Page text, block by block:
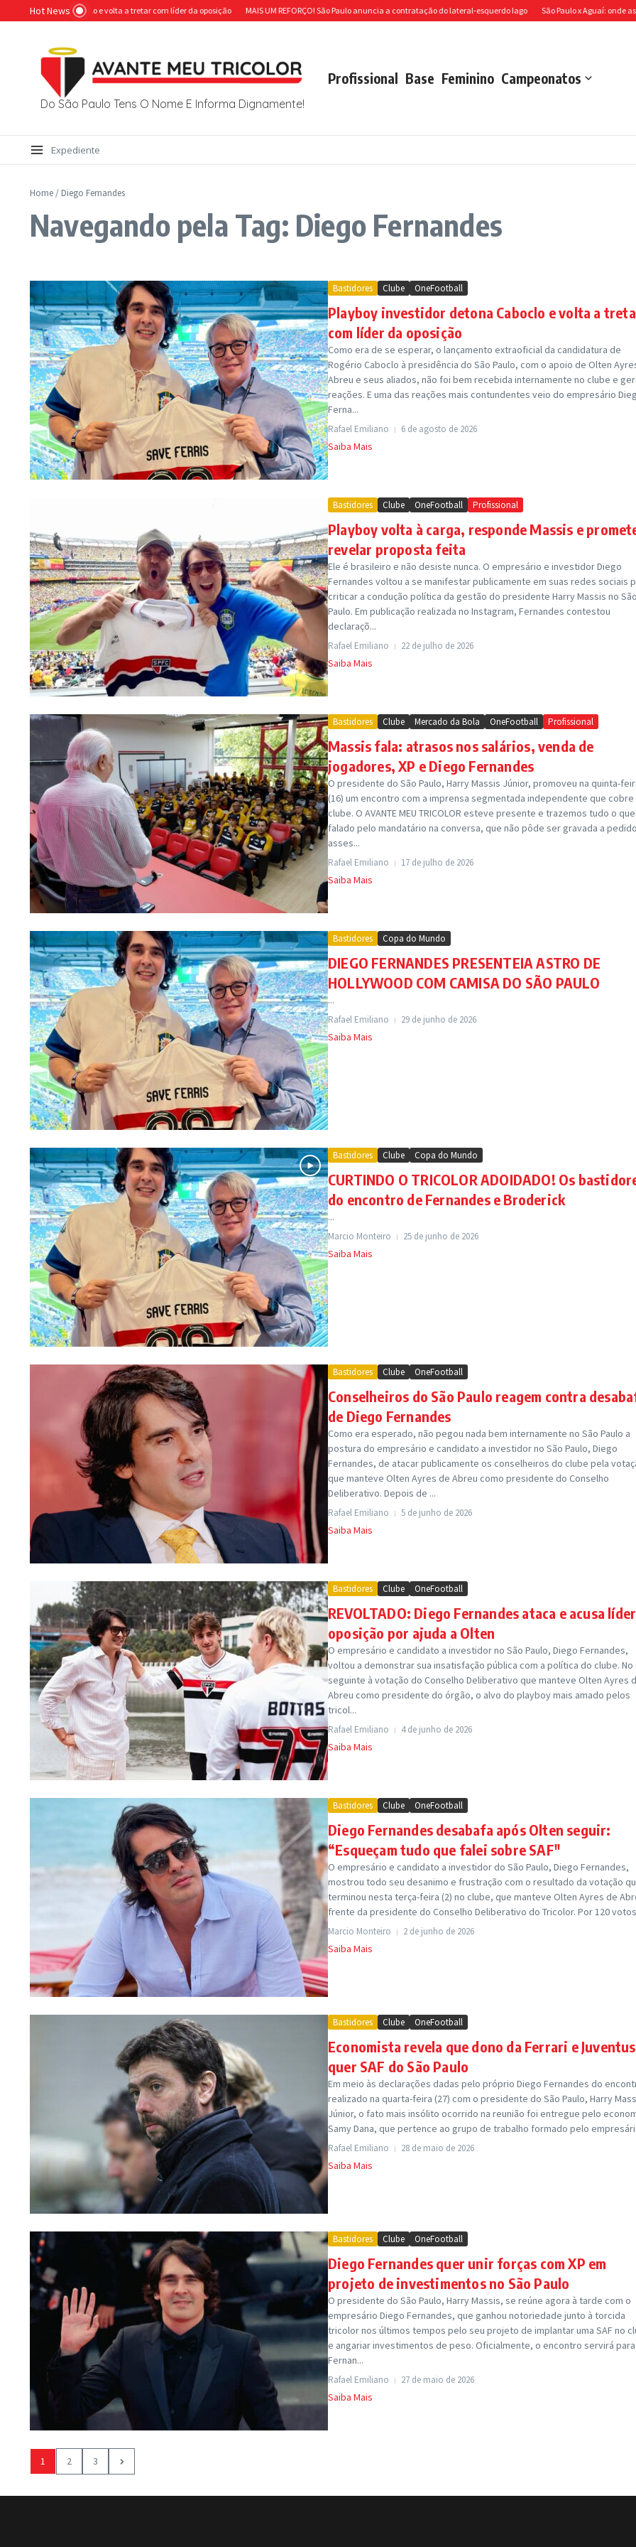
Ir para o conteúdo
Hot News
detona Caboclo e volta a tretar com líder da oposição MAIS UM REFORÇO! São Paulo anuncia a contratação do lateral-esquerdo Iago São Paulo x Aguaí: onde assistir
Do São Paulo Tens O Nome E Informa Dignamente!
Profissional Base Feminino Campeonatos
Expediente
Home/ Diego Fernandes
Navegando pela Tag: Diego Fernandes
Bastidores Clube OneFootball
Playboy investidor detona Caboclo e volta a
com líder da oposição
Como era de se esperar, o lançamento extraoficial da candidatura de
Rogério Caboclo à presidência do São Paulo, com o apoio de Olten
Abreu e seus aliados, não foi bem recebida internamente no clube e
reações. E uma das reações mais contundentes veio do empresário
Ferna...
Rafael Emiliano 6 de agosto de 2026
Saiba Mais
Bastidores Clube OneFootball Profissional
Playboy volta à carga, responde Massis e
revelar proposta feita
Ele é brasileiro e não desiste nunca. O empresário e investidor Diego
Fernandes voltou a se manifestar publicamente em suas redes sociais
criticar a condução política da gestão do presidente Harry Massis no
Paulo. Em publicação realizada no Instagram, Fernandes contestou
declaraçõ...
Rafael Emiliano 22 de julho de 2026
Saiba Mais
Bastidores Clube Mercado da Bola OneFootball Profissional
Massis fala: atrasos nos salários, venda de
jogadores, XP e Diego Fernandes
O presidente do São Paulo, Harry Massis Júnior, promoveu na quinta-
(16) um encontro com a imprensa segmentada independente que cobre
clube. O AVANTE MEU TRICOLOR esteve presente e trazemos tudo o
falado pelo mandatário na conversa, que não pôde ser gravada a
asses...
Rafael Emiliano 17 de julho de 2026
Saiba Mais
Bastidores Copa do Mundo
DIEGO FERNANDES PRESENTEIA ASTRO DE
HOLLYWOOD COM CAMISA DO SÃO PAULO
...
Rafael Emiliano 29 de junho de 2026
Saiba Mais
Bastidores Clube Copa do Mundo
CURTINDO O TRICOLOR ADOIDADO! Os
do encontro de Fernandes e Broderick
...
Marcio Monteiro 25 de junho de 2026
Saiba Mais
Bastidores Clube OneFootball
Conselheiros do São Paulo reagem contra
de Diego Fernandes
Como era esperado, não pegou nada bem internamente no São Paulo a
postura do empresário e candidato a investidor no São Paulo, Diego
Fernandes, de atacar publicamente os conselheiros do clube pela
que manteve Olten Ayres de Abreu como presidente do Conselho
Deliberativo. Depois de ...
Rafael Emiliano 5 de junho de 2026
Saiba Mais
Bastidores Clube OneFootball
REVOLTADO: Diego Fernandes ataca e acusa
oposição por ajuda a Olten
O empresário e candidato a investidor no São Paulo, Diego Fernandes,
voltou a demonstrar sua insatisfação pública com a política do clube. No
seguinte à votação do Conselho Deliberativo que manteve Olten Ayres
Abreu como presidente do órgão, o alvo do playboy mais amado pelos
tricol...
Rafael Emiliano 4 de junho de 2026
Saiba Mais
Bastidores Clube OneFootball
Diego Fernandes desabafa após Olten seguir:
“Esqueçam tudo que falei sobre SAF"
O empresário e candidato a investidor do São Paulo, Diego Fernandes,
mostrou todo seu desanimo e frustração com o resultado da votação
terminou nesta terça-feira (2) no clube, que manteve Olten Ayres de
frente da presidente do Conselho Deliberativo do Tricolor. Por 120
Marcio Monteiro 2 de junho de 2026
Saiba Mais
Bastidores Clube OneFootball
Economista revela que dono da Ferrari e Juventus
quer SAF do São Paulo
Em meio às declarações dadas pelo próprio Diego Fernandes do
realizado na quarta-feira (27) com o presidente do São Paulo, Harry
Júnior, o fato mais insólito ocorrido na reunião foi entregue pelo
Samy Dana, que pertence ao grupo de trabalho formado pelo
Rafael Emiliano 28 de maio de 2026
Saiba Mais
Bastidores Clube OneFootball
Diego Fernandes quer unir forças com XP em
projeto de investimentos no São Paulo
O presidente do São Paulo, Harry Massis, se reúne agora à tarde com o
empresário Diego Fernandes, que ganhou notoriedade junto à torcida
tricolor nos últimos tempos pelo seu projeto de implantar uma SAF no
e angariar investimentos de peso. Oficialmente, o encontro servirá para
Fernan...
Rafael Emiliano 27 de maio de 2026
Saiba Mais
1 2 3